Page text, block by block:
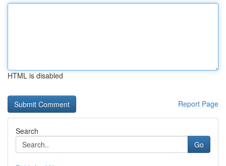
HTML is disabled
Report Page
Search
Go